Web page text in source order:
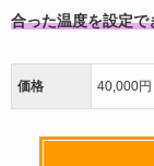
合った温度を設定
価格 40,000円